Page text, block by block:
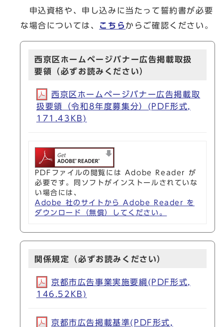
申込資格や、申し込みに当たって誓約書が必要
な場合については、 こちらからご確認ください。
西京区ホームページバナー広告掲載取扱
要領（必ずお読みください）
西京区ホームページバナー広告掲載取
扱要領（令和8年度募集分）(PDF形式,
171.43KB)
PDFファイルの閲覧には Adobe Reader が
必要です。同ソフトがインストールされていな
い場合には、
Adobe 社のサイトから Adobe Reader を
ダウンロード（無償）してください。
関係規定（必ずお読みください）
京都市広告事業実施要綱(PDF形式,
146.52KB)
京都市広告掲載基準(PDF形式,